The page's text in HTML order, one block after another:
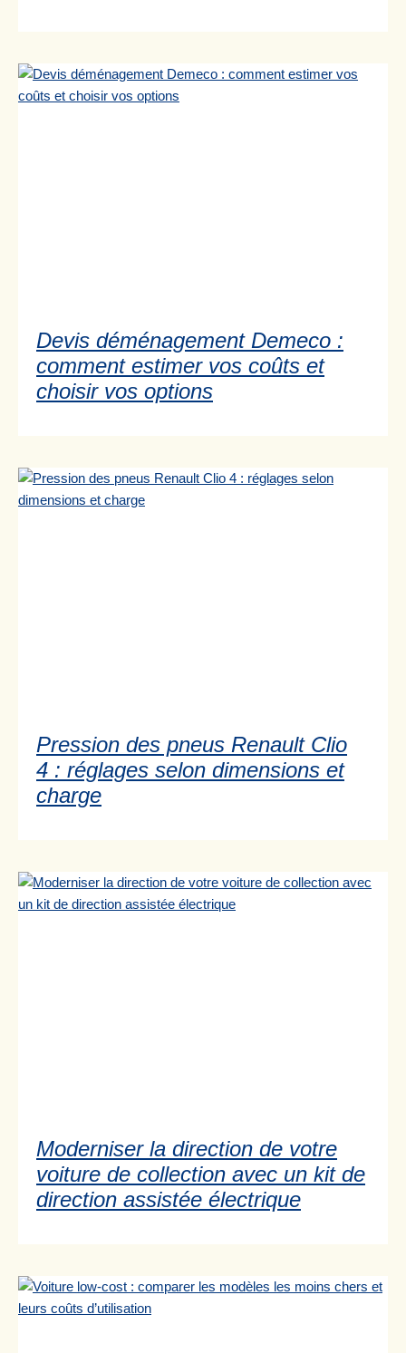
Devis déménagement Demeco :
comment estimer vos coûts et
choisir vos options
Pression des pneus Renault Clio
4 : réglages selon dimensions et
charge
Moderniser la direction de votre
voiture de collection avec un kit de
direction assistée électrique